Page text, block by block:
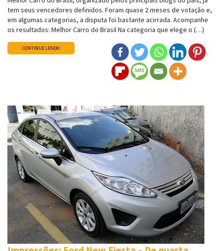
tem seus vencedores definidos. Foram quase 2 meses de votação e,
em algumas categorias, a disputa foi bastante acirrada. Acompanhe
os resultados: Melhor Carro do Brasil Na categoria que elege o (…)
CONTINUE LENDO